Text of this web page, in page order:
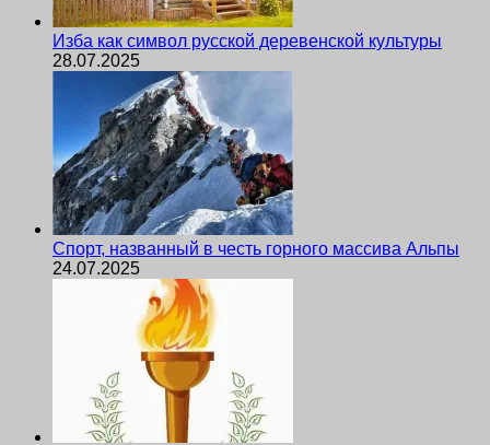
Изба как символ русской деревенской культуры
28.07.2025
Спорт, названный в честь горного массива Альпы
24.07.2025